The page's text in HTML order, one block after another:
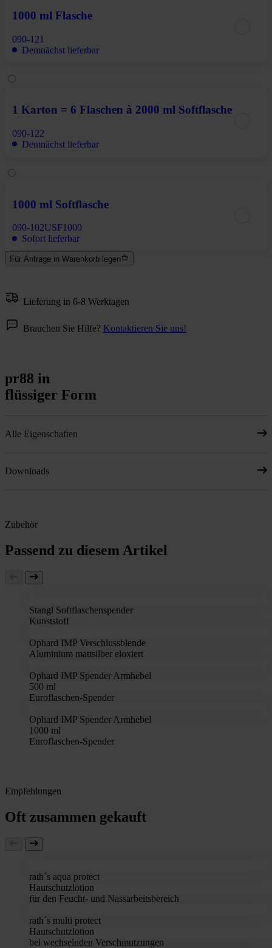
1000 ml Flasche
090-121
Demnächst lieferbar
1 Karton = 6 Flaschen à 2000 ml Softflasche
090-122
Demnächst lieferbar
1000 ml Softflasche
090-102USF1000
Sofort lieferbar
Für Anfrage in Warenkorb legen
Lieferung in 6-8 Werktagen
Brauchen Sie Hilfe? Kontaktieren Sie uns!
pr88 in
flüssiger Form
Alle Eigenschaften
Downloads
Zubehör
Passend zu diesem Artikel
Stangl Softflaschenspender
Kunststoff
Ophard IMP Verschlussblende
Aluminium mattsilber eloxiert
Ophard IMP Spender Armhebel
500 ml
Euroflaschen-Spender
Ophard IMP Spender Armhebel
1000 ml
Euroflaschen-Spender
Empfehlungen
Oft zusammen gekauft
rath´s aqua protect
Hautschutzlotion
für den Feucht- und Nassarbeitsbereich
rath´s multi protect
Hautschutzlotion
bei wechselnden Verschmutzungen